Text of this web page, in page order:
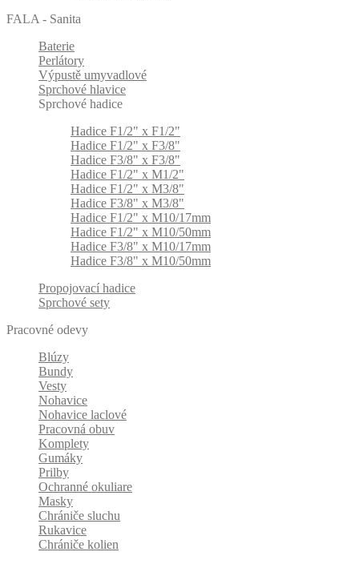
FALA - Sanita
Baterie
Perlátory
Výpustě umyvadlové
Sprchové hlavice
Sprchové hadice
Hadice F1/2" x F1/2"
Hadice F1/2" x F3/8"
Hadice F3/8" x F3/8"
Hadice F1/2" x M1/2"
Hadice F1/2" x M3/8"
Hadice F3/8" x M3/8"
Hadice F1/2" x M10/17mm
Hadice F1/2" x M10/50mm
Hadice F3/8" x M10/17mm
Hadice F3/8" x M10/50mm
Propojovací hadice
Sprchové sety
Pracovné odevy
Blúzy
Bundy
Vesty
Nohavice
Nohavice laclové
Pracovná obuv
Komplety
Gumáky
Prilby
Ochranné okuliare
Masky
Chrániče sluchu
Rukavice
Chrániče kolien